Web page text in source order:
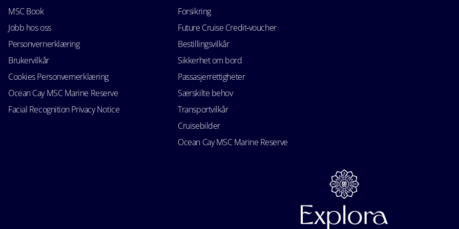
MSC Book
Jobb hos oss
Personvernerklæring
Brukervilkår
Cookies Personvernerklæring
Ocean Cay MSC Marine Reserve
Facial Recognition Privacy Notice
Forsikring
Future Cruise Credit‑voucher
Bestillingsvilkår
Sikkerhet om bord
Passasjerrettigheter
Særskilte behov
Transportvilkår
Cruisebilder
Ocean Cay MSC Marine Reserve